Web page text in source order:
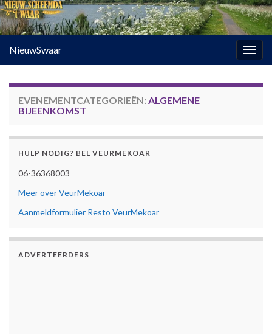
NieuwSwaar
EVENEMENTCATEGORIEËN: ALGEMENE
BIJEENKOMST
HULP NODIG? BEL VEURMEKOAR
06-36368003
Meer over VeurMekoar
Aanmeldformulier Resto VeurMekoar
ADVERTEERDERS